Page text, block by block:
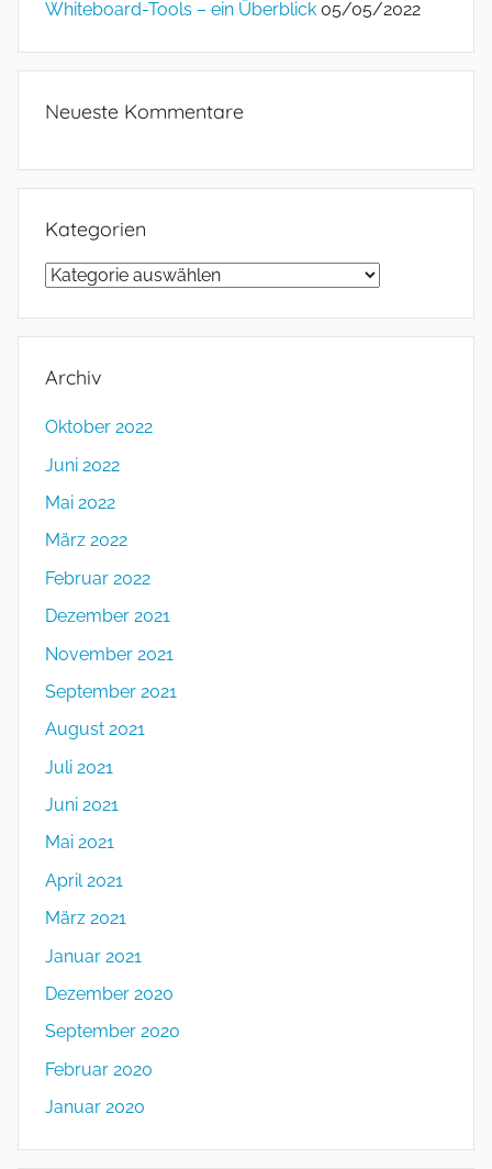
Whiteboard-Tools – ein Überblick 05/05/2022
Neueste Kommentare
Kategorien
Kategorien
Archiv
Oktober 2022
Juni 2022
Mai 2022
März 2022
Februar 2022
Dezember 2021
November 2021
September 2021
August 2021
Juli 2021
Juni 2021
Mai 2021
April 2021
März 2021
Januar 2021
Dezember 2020
September 2020
Februar 2020
Januar 2020